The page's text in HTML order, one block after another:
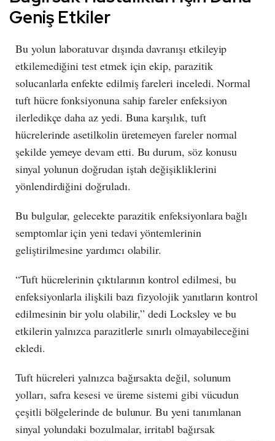
Geniş Etkiler
Bu yolun laboratuvar dışında davranışı etkileyip
etkilemediğini test etmek için ekip, parazitik
solucanlarla enfekte edilmiş fareleri inceledi. Normal
tuft hücre fonksiyonuna sahip fareler enfeksiyon
ilerledikçe daha az yedi. Buna karşılık, tuft
hücrelerinde asetilkolin üretemeyen fareler normal
şekilde yemeye devam etti. Bu durum, söz konusu
sinyal yolunun doğrudan iştah değişikliklerini
yönlendirdiğini doğruladı.
Bu bulgular, gelecekte parazitik enfeksiyonlara bağlı
semptomlar için yeni tedavi yöntemlerinin
geliştirilmesine yardımcı olabilir.
“Tuft hücrelerinin çıktılarının kontrol edilmesi, bu
enfeksiyonlarla ilişkili bazı fizyolojik yanıtların kontrol
edilmesinin bir yolu olabilir,” dedi Locksley ve bu
etkilerin yalnızca parazitlerle sınırlı olmayabileceğini
ekledi.
Tuft hücreleri yalnızca bağırsakta değil, solunum
yolları, safra kesesi ve üreme sistemi gibi vücudun
çeşitli bölgelerinde de bulunur. Bu yeni tanımlanan
sinyal yolundaki bozulmalar, irritabl bağırsak